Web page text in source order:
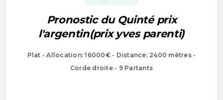
Pronostic du Quinté prix
l'argentin(prix yves parenti)
Plat - Allocation: 16000€ - Distance: 2400 mètres -
Corde droite - 9 Partants